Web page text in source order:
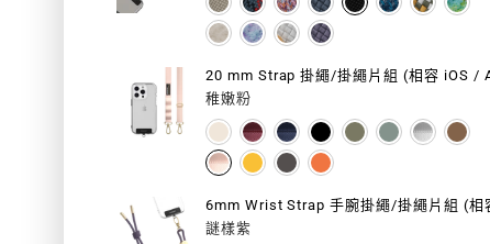
IOS
ANDROID
手
殼)
IOS
ANDROID
手
機
殼)
稚嫩粉
謎樣紫